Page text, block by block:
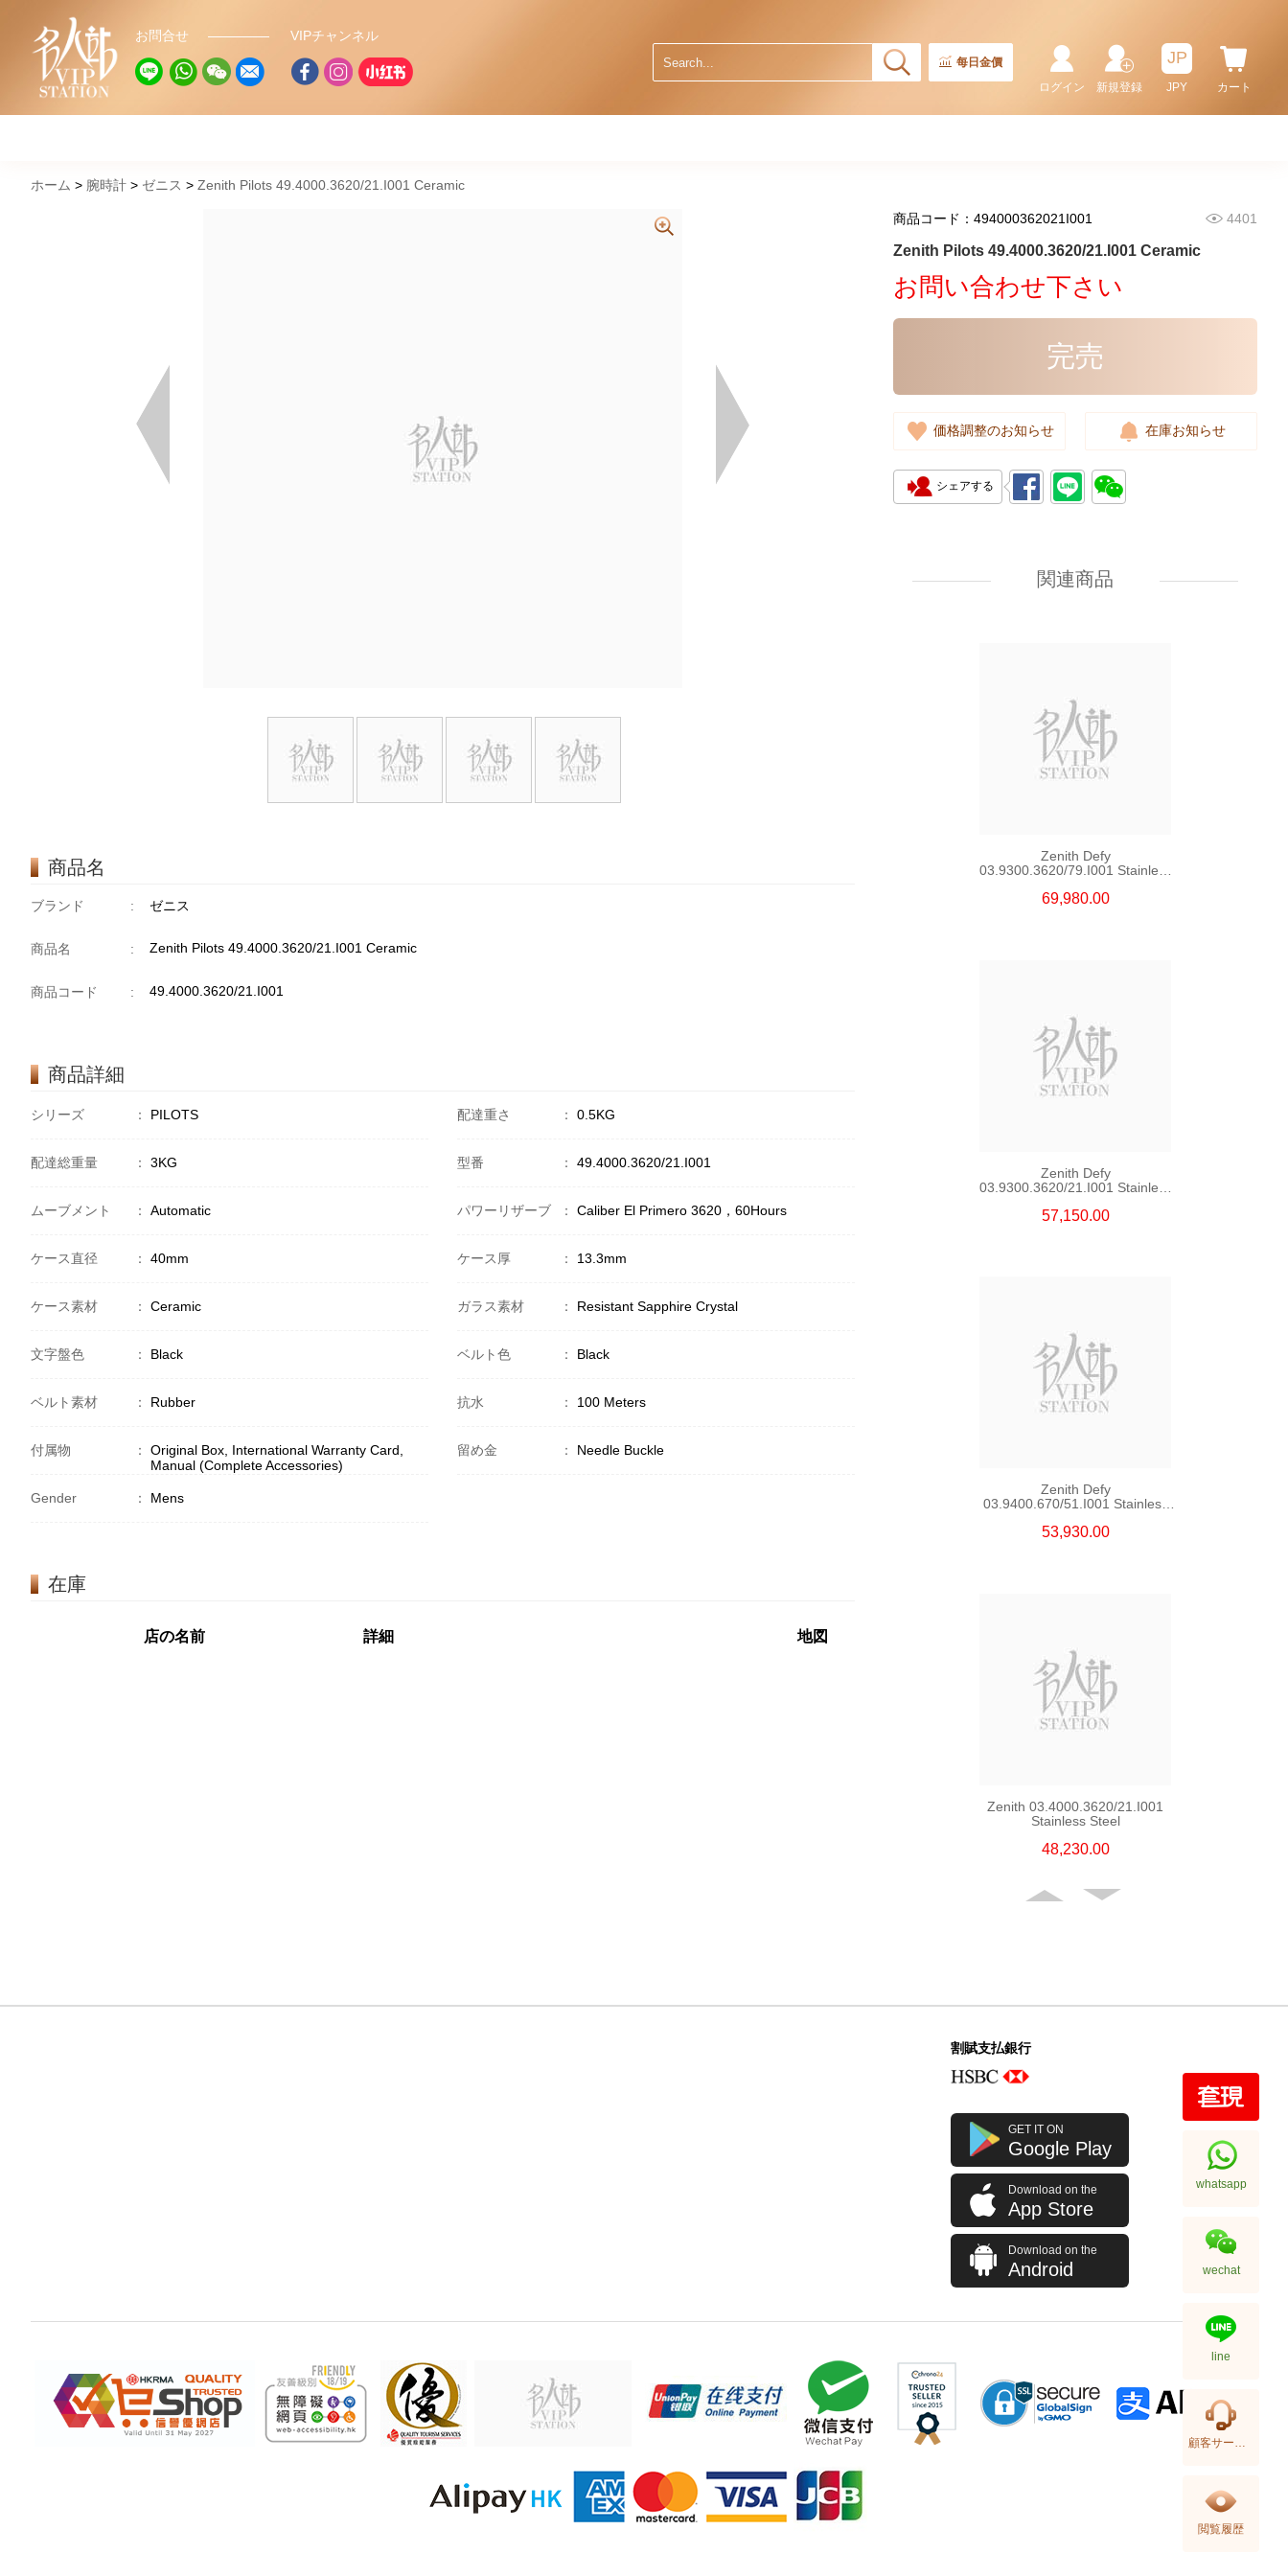
お問合せ VIPチャンネル
每日金價
カート
JP
JPY
新規登録
ログイン
ホーム 腕時計 ゼニス Zenith Pilots 49.4000.3620/21.I001 Ceramic
商品名
ブランド : ゼニス
商品名 : Zenith Pilots 49.4000.3620/21.I001 Ceramic
商品コード : 49.4000.3620/21.I001
商品詳細
シリーズ ： PILOTS 配達重さ ： 0.5KG
配達総重量 ： 3KG 型番 ： 49.4000.3620/21.I001
ムーブメント ： Automatic パワーリザーブ ： Caliber El Primero 3620，60Hours
ケース直径 ： 40mm ケース厚 ： 13.3mm
ケース素材 ： Ceramic ガラス素材 ： Resistant Sapphire Crystal
文字盤色 ： Black ベルト色 ： Black
ベルト素材 ： Rubber 抗水 ： 100 Meters
付属物 ：
Original Box, International Warranty Card,
Manual (Complete Accessories)
留め金 ： Needle Buckle
Gender ： Mens
在庫
店の名前 詳細 地図
商品コード：494000362021I001 4401
Zenith Pilots 49.4000.3620/21.I001 Ceramic
お問い合わせ下さい
完売
価格調整のお知らせ 在庫お知らせ
シェアする
関連商品
Zenith Chronomaster
Stainless Steel
& Carbon Fiber
159,980.00
Zenith Defy
03.9300.3620/79.I001 Stainless
69,980.00
Zenith Defy
03.9300.3620/21.I001 Stainless
57,150.00
Zenith Defy
03.9400.670/51.I001 Stainless
53,930.00
Zenith 03.4000.3620/21.I001
Stainless Steel
48,230.00
Zenith Defy
97.9001.9004/80.R922 Titanium
82,580.00
割賦支払銀行
GET IT ON
Google Play
Download on the
App Store
Download on the
Android
whatsapp
wechat
line
顧客サービス
閲覧履歴